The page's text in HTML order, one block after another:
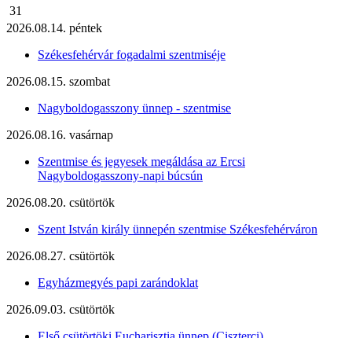
31
2026.08.14. péntek
Székesfehérvár fogadalmi szentmiséje
2026.08.15. szombat
Nagyboldogasszony ünnep - szentmise
2026.08.16. vasárnap
Szentmise és jegyesek megáldása az Ercsi
Nagyboldogasszony-napi búcsún
2026.08.20. csütörtök
Szent István király ünnepén szentmise Székesfehérváron
2026.08.27. csütörtök
Egyházmegyés papi zarándoklat
2026.09.03. csütörtök